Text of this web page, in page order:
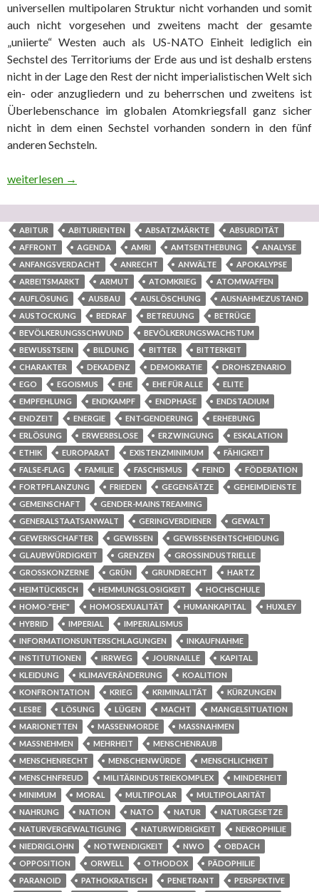
universellen multipolaren Struktur nicht vorhanden und somit
auch nicht vorgesehen und zweitens macht der gesamte
„uniierte“ Westen auch als US-NATO Einheit lediglich ein
Sechstel des Territoriums der Erde aus und ist deshalb erstens
nicht in der Lage den Rest der nicht imperialistischen Welt sich
ein- oder anzugliedern und zu beherrschen und zweitens ist
Überlebenschance im globalen Atomkriegsfall ganz sicher
nicht in dem einen Sechstel vorhanden sondern in den fünf
anderen Sechsteln.
Staatsgewalten mit enormen Glaubwürdigkeitsproblemen: 1.
weiterlesen →
ABITUR ABITURIENTEN ABSATZMÄRKTE
ABSURDITÄT
AFFRONT
AGENDA AMRI AMTSENTHEBUNG
ANALYSE
ANFANGSVERDACHT
ANRECHT ANWÄLTE
APOKALYPSE
ARBEITSMARKT
ARMUT ATOMKRIEG
ATOMWAFFEN
AUFLÖSUNG
AUSBAU AUSLÖSCHUNG
AUSNAHMEZUSTAND
AUSTOCKUNG
BEDRAF BETREUUNG
BETRÜGE
BEVÖLKERUNGSSCHWUND
BEVÖLKERUNGSWACHSTUM
BEWUSSTSEIN
BILDUNG BITTER
BITTERKEIT
CHARAKTER
DEKADENZ DEMOKRATIE
DROHSZENARIO
EGO
EGOISMUS EHE EHE FÜR ALLE
ELITE
EMPFEHLUNG
ENDKAMPF ENDPHASE
ENDSTADIUM
ENDZEIT
ENERGIE ENT-GENDERUNG
ERHEBUNG
ERLÖSUNG
ERWERBSLOSE ERZWINGUNG
ESKALATION
ETHIK
EUROPARAT EXISTENZMINIMUM
FÄHIGKEIT
FALSE-FLAG
FAMILIE FASCHISMUS FEIND
FÖDERATION
FORTPFLANZUNG
FRIEDEN GEGENSÄTZE
GEHEIMDIENSTE
GEMEINSCHAFT
GENDER-MAINSTREAMING
GENERALSTAATSANWALT
GERINGVERDIENER
GEWALT
GEWERKSCHAFTER
GEWISSEN
GEWISSENSENTSCHEIDUNG
GLAUBWÜRDIGKEIT
GRENZEN
GROSSINDUSTRIELLE
GROSSKONZERNE
GRÜN GRUNDRECHT
HARTZ
HEIMTÜCKISCH
HEMMUNGSLOSIGKEIT
HOCHSCHULE
HOMO-"EHE"
HOMOSEXUALITÄT HUMANKAPITAL
HUXLEY
HYBRID
IMPERIAL
IMPERIALISMUS
INFORMATIONSUNTERSCHLAGUNGEN
INKAUFNAHME
INSTITUTIONEN
IRRWEG JOURNAILLE
KAPITAL
KLEIDUNG
KLIMAVERÄNDERUNG
KOALITION
KONFRONTATION
KRIEG KRIMINALITÄT
KÜRZUNGEN
LESBE
LÖSUNG LÜGEN MACHT
MANGELSITUATION
MARIONETTEN
MASSENMORDE
MASSNAHMEN
MASSNEHMEN
MEHRHEIT
MENSCHENRAUB
MENSCHENRECHT
MENSCHENWÜRDE
MENSCHLICHKEIT
MENSCHNFREUD
MILITÄRINDUSTRIEKOMPLEX
MINDERHEIT
MINIMUM
MORAL MULTIPOLAR
MULTIPOLARITÄT
NAHRUNG
NATION NATO NATUR
NATURGESETZE
NATURVERGEWALTIGUNG
NATURWIDRIGKEIT
NEKROPHILIE
NIEDRIGLOHN
NOTWENDIGKEIT NWO
OBDACH
OPPOSITION
ORWELL OTHODOX
PÄDOPHILIE
PARANOID
PATHOKRATISCH PENETRANT PERSPEKTIVE